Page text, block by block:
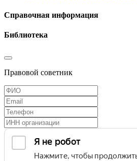
Справочная информация
Библиотека
Правовой советник